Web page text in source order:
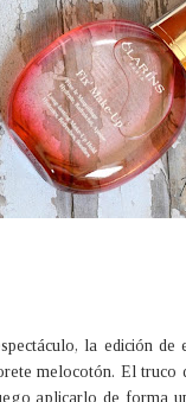
la edición
melocotón. El truco
aplicarlo de forma